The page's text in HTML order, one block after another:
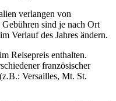
verlangen von
sind je nach Ort
Verlauf des Jahres ändern.
Reisepreis enthalten.
französischer
Versailles, Mt. St.